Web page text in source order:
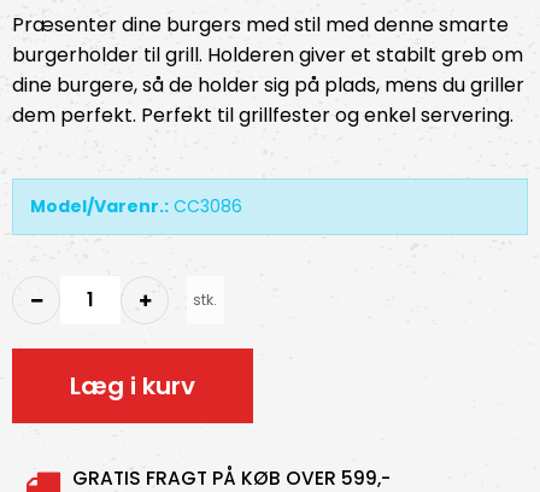
Præsenter dine burgers med stil med denne smarte
burgerholder til grill. Holderen giver et stabilt greb om
dine burgere, så de holder sig på plads, mens du griller
dem perfekt. Perfekt til grillfester og enkel servering.
Model/Varenr.: CC3086
stk.
Læg i kurv
GRATIS FRAGT PÅ KØB OVER 599,-